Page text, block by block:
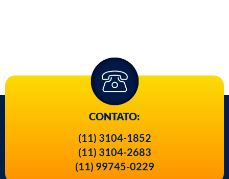
CONTATO:
(11) 3104-1852
(11) 3104-2683
(11) 99745-0229